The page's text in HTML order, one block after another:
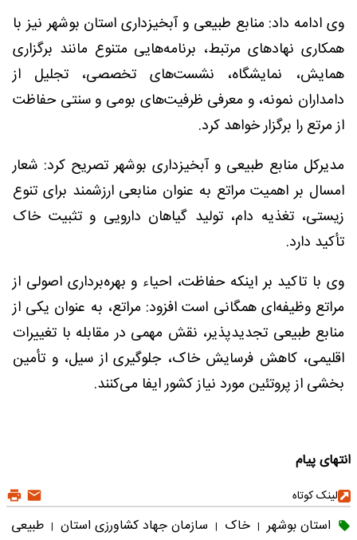
وی ادامه داد: منابع طبیعی و آبخیزداری استان بوشهر نیز با
همکاری نهادهای مرتبط، برنامه‌هایی متنوع مانند برگزاری
همایش، نمایشگاه، نشست‌های تخصصی، تجلیل از
دامداران نمونه، و معرفی ظرفیت‌های بومی و سنتی حفاظت
از مرتع را برگزار خواهد کرد.
مدیرکل منابع طبیعی و آبخیزداری بوشهر تصریح کرد: شعار
امسال بر اهمیت مراتع به عنوان منابعی ارزشمند برای تنوع
زیستی، تغذیه دام، تولید گیاهان دارویی و تثبیت خاک
تأکید دارد.
وی با تاکید بر اینکه حفاظت، احیاء و بهره‌برداری اصولی از
مراتع وظیفه‌ای همگانی است افزود: مراتع، به عنوان یکی از
منابع طبیعی تجدیدپذیر، نقش مهمی در مقابله با تغییرات
اقلیمی، کاهش فرسایش خاک، جلوگیری از سیل، و تأمین
بخشی از پروتئین مورد نیاز کشور ایفا می‌کنند.
انتهای پیام
لینک کوتاه
استان بوشهر | خاک | سازمان جهاد کشاورزی استان | طبیعی